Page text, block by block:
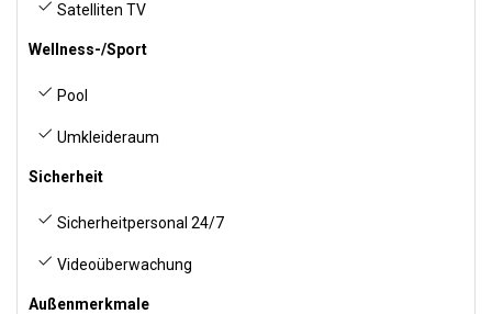
Satelliten TV
Wellness-/Sport
Pool
Umkleideraum
Sicherheit
Sicherheitpersonal 24/7
Videoüberwachung
Außenmerkmale